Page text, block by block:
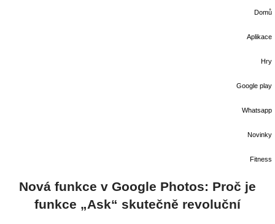
Domů
Aplikace
Hry
Google play
Whatsapp
Novinky
Fitness
Nová funkce v Google Photos: Proč je
funkce „Ask“ skutečně revoluční